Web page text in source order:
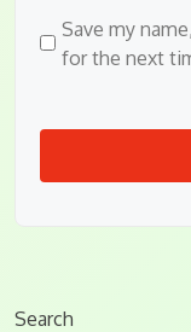
Save my
for the next
Search